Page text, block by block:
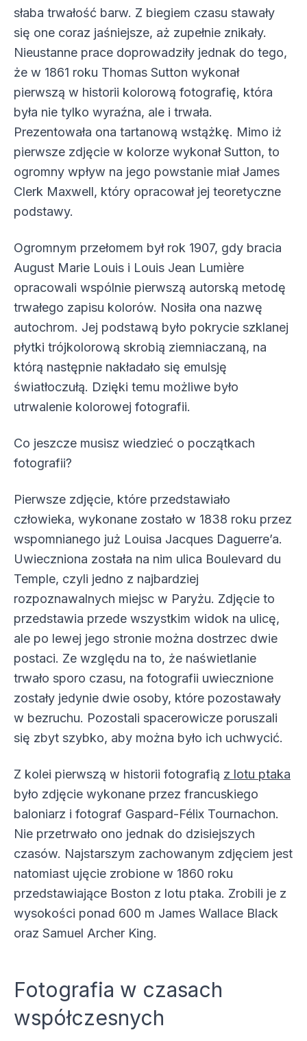
słaba trwałość barw. Z biegiem czasu stawały
się one coraz jaśniejsze, aż zupełnie znikały.
Nieustanne prace doprowadziły jednak do tego,
że w 1861 roku Thomas Sutton wykonał
pierwszą w historii kolorową fotografię, która
była nie tylko wyraźna, ale i trwała.
Prezentowała ona tartanową wstążkę. Mimo iż
pierwsze zdjęcie w kolorze wykonał Sutton, to
ogromny wpływ na jego powstanie miał James
Clerk Maxwell, który opracował jej teoretyczne
podstawy.
Ogromnym przełomem był rok 1907, gdy bracia
August Marie Louis i Louis Jean Lumière
opracowali wspólnie pierwszą autorską metodę
trwałego zapisu kolorów. Nosiła ona nazwę
autochrom. Jej podstawą było pokrycie szklanej
płytki trójkolorową skrobią ziemniaczaną, na
którą następnie nakładało się emulsję
światłoczułą. Dzięki temu możliwe było
utrwalenie kolorowej fotografii.
Co jeszcze musisz wiedzieć o początkach
fotografii?
Pierwsze zdjęcie, które przedstawiało
człowieka, wykonane zostało w 1838 roku przez
wspomnianego już Louisa Jacques Daguerre’a.
Uwieczniona została na nim ulica Boulevard du
Temple, czyli jedno z najbardziej
rozpoznawalnych miejsc w Paryżu. Zdjęcie to
przedstawia przede wszystkim widok na ulicę,
ale po lewej jego stronie można dostrzec dwie
postaci. Ze względu na to, że naświetlanie
trwało sporo czasu, na fotografii uwiecznione
zostały jedynie dwie osoby, które pozostawały
w bezruchu. Pozostali spacerowicze poruszali
się zbyt szybko, aby można było ich uchwycić.
Z kolei pierwszą w historii fotografią z lotu ptaka
było zdjęcie wykonane przez francuskiego
baloniarz i fotograf Gaspard-Félix Tournachon.
Nie przetrwało ono jednak do dzisiejszych
czasów. Najstarszym zachowanym zdjęciem jest
natomiast ujęcie zrobione w 1860 roku
przedstawiające Boston z lotu ptaka. Zrobili je z
wysokości ponad 600 m James Wallace Black
oraz Samuel Archer King.
Fotografia w czasach
współczesnych